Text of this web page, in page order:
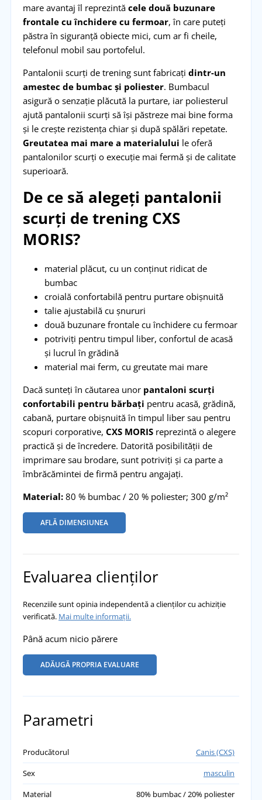
mare avantaj îl reprezintă cele două buzunare
frontale cu închidere cu fermoar, în care puteți
păstra în siguranță obiecte mici, cum ar fi cheile,
telefonul mobil sau portofelul.
Pantalonii scurți de trening sunt fabricați dintr-un
amestec de bumbac și poliester. Bumbacul
asigură o senzație plăcută la purtare, iar poliesterul
ajută pantalonii scurți să își păstreze mai bine forma
și le crește rezistența chiar și după spălări repetate.
Greutatea mai mare a materialului le oferă
pantalonilor scurți o execuție mai fermă și de calitate
superioară.
De ce să alegeți pantalonii
scurți de trening CXS
MORIS?
material plăcut, cu un conținut ridicat de
bumbac
croială confortabilă pentru purtare obișnuită
talie ajustabilă cu șnururi
două buzunare frontale cu închidere cu fermoar
potriviți pentru timpul liber, confortul de acasă
și lucrul în grădină
material mai ferm, cu greutate mai mare
Dacă sunteți în căutarea unor pantaloni scurți
confortabili pentru bărbați pentru acasă, grădină,
cabană, purtare obișnuită în timpul liber sau pentru
scopuri corporative, CXS MORISreprezintă o alegere
practică și de încredere. Datorită posibilității de
imprimare sau brodare, sunt potriviți și ca parte a
îmbrăcămintei de firmă pentru angajați.
Material:80 % bumbac / 20 % poliester; 300 g/m²
AFLĂ DIMENSIUNEA
Evaluarea clienților
Recenziile sunt opinia independentă a clienților cu achiziție
verificată. Mai multe informații.
Până acum nicio părere
ADĂUGĂ PROPRIA EVALUARE
Parametri
Producătorul
Canis (CXS)
Sex
masculin
Material
80% bumbac / 20% poliester